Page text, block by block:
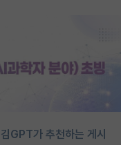
GPT가 추천하는 게시